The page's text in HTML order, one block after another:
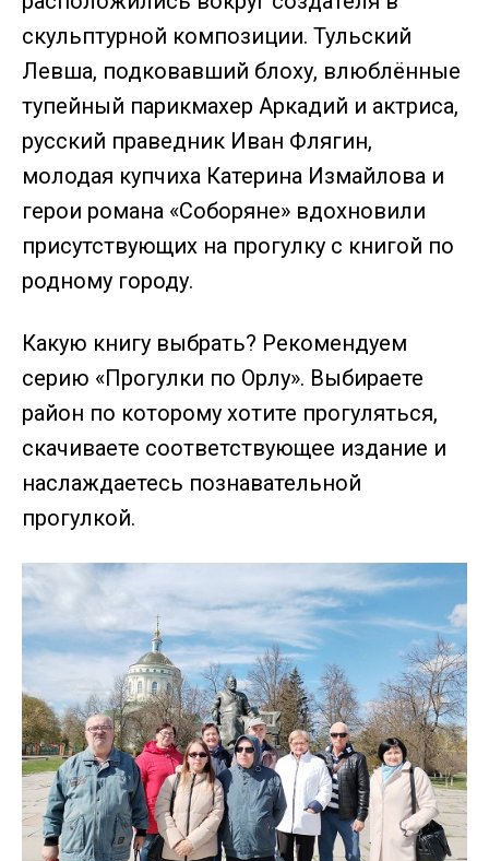
скульптурной композиции. Тульский
Левша, подковавший блоху, влюблённые
тупейный парикмахер Аркадий и актриса,
русский праведник Иван Флягин,
молодая купчиха Катерина Измайлова и
герои романа «Соборяне» вдохновили
присутствующих на прогулку с книгой по
родному городу.
Какую книгу выбрать? Рекомендуем
серию «Прогулки по Орлу». Выбираете
район по которому хотите прогуляться,
скачиваете соответствующее издание и
наслаждаетесь познавательной
прогулкой.